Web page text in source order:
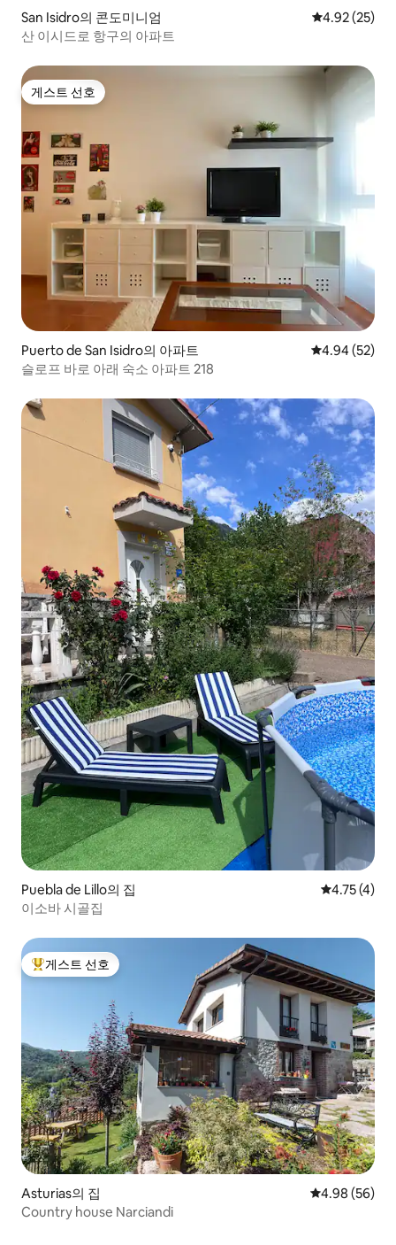
San Isidro의 콘도미니엄 평점 4.92점(5
4.92 (25)
산 이시드로 항구의 아파트
게스트 선호
게스트 선호
Puerto de San Isidro의 아파트 평점 4.94점(5
4.94 (52)
슬로프 바로 아래 숙소 아파트 218
Puebla de Lillo의 집 평점 4.75점
4.75 (4)
이소바 시골집
상위 게스트 선호
게스트 선호
Asturias의 집 평점 4.98점(5
4.98 (56)
Country house Narciandi